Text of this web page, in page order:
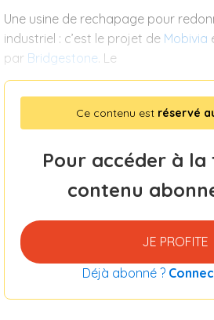
Une usine de rechapage pour
industriel : c’est le projet de Mobivia
par Bridgestone . Le
Ce contenu est réservé
Pour accéder à
contenu
JE PROFITE
Déjà abonné ?